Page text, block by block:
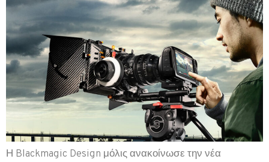
Η Blackmagic Design μόλις ανακοίνωσε την νέα